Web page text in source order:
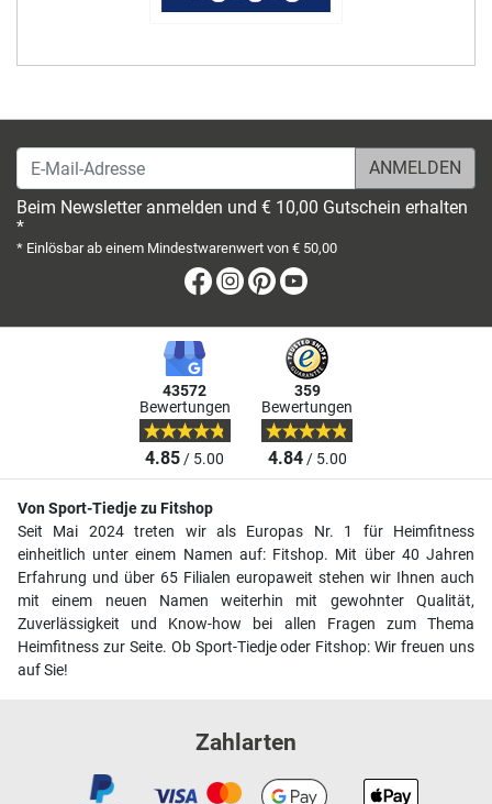
E-Mail-Adresse
Beim Newsletter anmelden und € 10,00 Gutschein erhalten
*
* Einlösbar ab einem Mindestwarenwert von € 50,00
Facebook
Instagram
Pinterest
43572
Bewertungen
4.85/ 5.00
359
Bewertungen
4.84/ 5.00
Von Sport-Tiedje zu Fitshop
Seit Mai 2024 treten wir als Europas Nr. 1 für Heimfitness
einheitlich unter einem Namen auf: Fitshop. Mit über 40 Jahren
Erfahrung und über 65 Filialen europaweit stehen wir Ihnen auch
mit einem neuen Namen weiterhin mit gewohnter Qualität,
Zuverlässigkeit und Know-how bei allen Fragen zum Thema
Heimfitness zur Seite. Ob Sport-Tiedje oder Fitshop: Wir freuen uns
auf Sie!
Zahlarten